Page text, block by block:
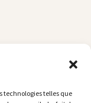
technologies telles que